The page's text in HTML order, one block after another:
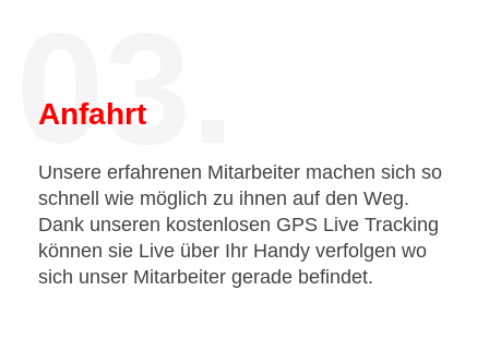
03.
Anfahrt
Unsere erfahrenen Mitarbeiter machen sich so
schnell wie möglich zu ihnen auf den Weg.
Dank unseren kostenlosen GPS Live Tracking
können sie Live über Ihr Handy verfolgen wo
sich unser Mitarbeiter gerade befindet.